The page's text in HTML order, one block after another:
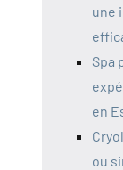
une
Spa
en
ou